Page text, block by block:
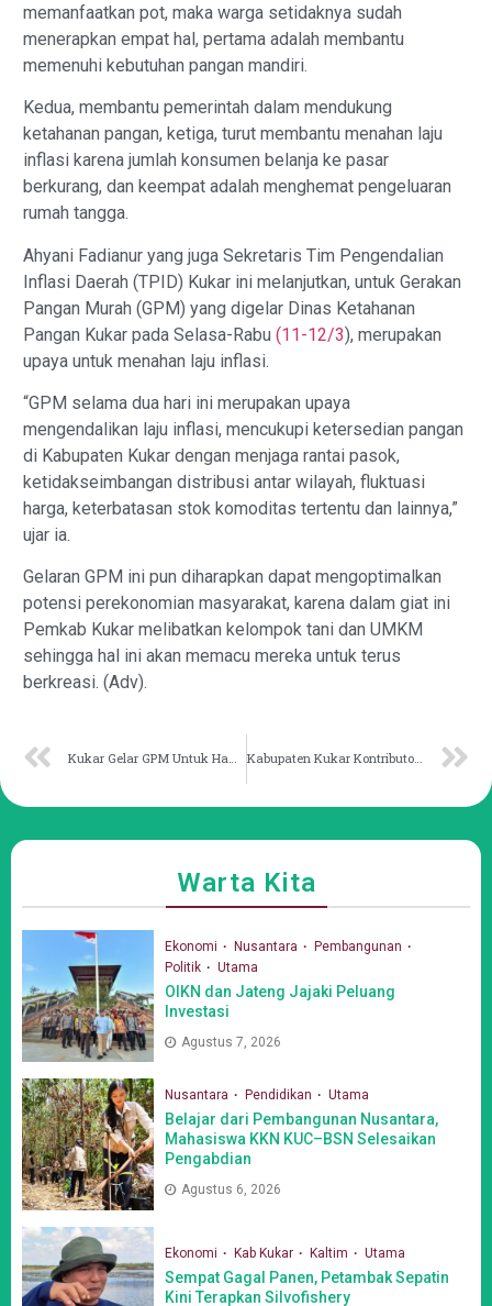
memanfaatkan pot, maka warga setidaknya sudah
menerapkan empat hal, pertama adalah membantu
memenuhi kebutuhan pangan mandiri.
Kedua, membantu pemerintah dalam mendukung
ketahanan pangan, ketiga, turut membantu menahan laju
inflasi karena jumlah konsumen belanja ke pasar
berkurang, dan keempat adalah menghemat pengeluaran
rumah tangga.
Ahyani Fadianur yang juga Sekretaris Tim Pengendalian
Inflasi Daerah (TPID) Kukar ini melanjutkan, untuk Gerakan
Pangan Murah (GPM) yang digelar Dinas Ketahanan
Pangan Kukar pada Selasa-Rabu (11-12/3), merupakan
upaya untuk menahan laju inflasi.
“GPM selama dua hari ini merupakan upaya
mengendalikan laju inflasi, mencukupi ketersedian pangan
di Kabupaten Kukar dengan menjaga rantai pasok,
ketidakseimbangan distribusi antar wilayah, fluktuasi
harga, keterbatasan stok komoditas tertentu dan lainnya,”
ujar ia.
Gelaran GPM ini pun diharapkan dapat mengoptimalkan
potensi perekonomian masyarakat, karena dalam giat ini
Pemkab Kukar melibatkan kelompok tani dan UMKM
sehingga hal ini akan memacu mereka untuk terus
berkreasi. (Adv).
Kukar Gelar GPM Untuk Hambat Laju Inflasi Kabupaten Kukar Kontributor Tertinggi Ekonomi Kaltim
Warta Kita
Ekonomi Nusantara
Pembangunan
Politik
Utama
OIKN dan Jateng Jajaki Peluang
Investasi
Agustus 7, 2026
Nusantara Pendidikan Utama
Belajar dari Pembangunan Nusantara,
Mahasiswa KKN KUC–BSN Selesaikan
Pengabdian
Agustus 6, 2026
Ekonomi Kab Kukar Kaltim Utama
Sempat Gagal Panen, Petambak Sepatin
Kini Terapkan Silvofishery